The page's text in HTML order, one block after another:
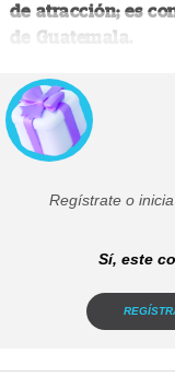
de atracción; es
de Guatemala.
Regístrate o
Sí, este